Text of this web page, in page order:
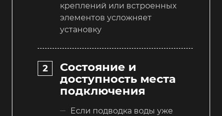
креплений или встроенных
элементов усложняет
установку
Состояние и
доступность места
подключения
Если подводка воды уже